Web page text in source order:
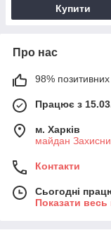
Купити
Про нас
98% позитивних
Працює з
м. Харків
майдан
Контакти
Сьогодні
Показати весь